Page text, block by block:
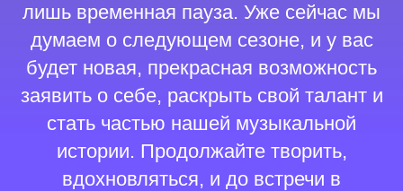
лишь временная пауза. Уже сейчас мы
думаем о следующем сезоне, и у вас
будет новая, прекрасная возможность
заявить о себе, раскрыть свой талант и
стать частью нашей музыкальной
истории. Продолжайте творить,
вдохновляться, и до встречи в